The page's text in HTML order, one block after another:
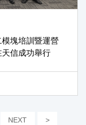
塊培訓暨運營
天信成功舉行
NEXT >